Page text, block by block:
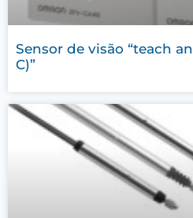
Sensor de visão “teach
C)”